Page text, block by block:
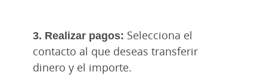
3. Realizar pagos: Selecciona el
contacto al que deseas transferir
dinero y el importe.